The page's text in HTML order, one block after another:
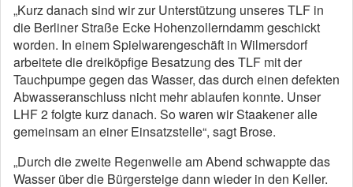
„Kurz danach sind wir zur Unterstützung unseres TLF in
die Berliner Straße Ecke Hohenzollerndamm geschickt
worden. In einem Spielwarengeschäft in Wilmersdorf
arbeitete die dreiköpfige Besatzung des TLF mit der
Tauchpumpe gegen das Wasser, das durch einen defekten
Abwasseranschluss nicht mehr ablaufen konnte. Unser
LHF 2 folgte kurz danach. So waren wir Staakener alle
gemeinsam an einer Einsatzstelle“, sagt Brose.
„Durch die zweite Regenwelle am Abend schwappte das
Wasser über die Bürgersteige dann wieder in den Keller.